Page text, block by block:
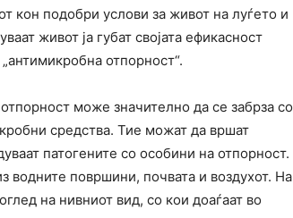
кон подобри услови за живот на луѓето и
живот ја губат својата ефикасност
отпорност“.
може значително да се забрза со
средства. Тие можат да вршат
патогените со особини на отпорност.
водните површини, почвата и воздухот. На
на нивниот вид, со кои доаѓаат во